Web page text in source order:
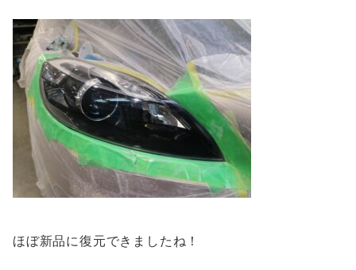
ほぼ新品に復元できましたね！